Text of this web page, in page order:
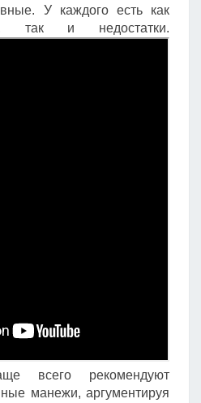
У каждого есть как
так и недостатки.
всего рекомендуют
манежи, аргументируя